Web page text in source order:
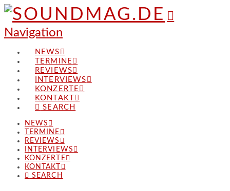
Navigation
NEWS
TERMINE
REVIEWS
INTERVIEWS
KONZERTE
KONTAKT
SEARCH
NEWS
TERMINE
REVIEWS
INTERVIEWS
KONZERTE
KONTAKT
SEARCH